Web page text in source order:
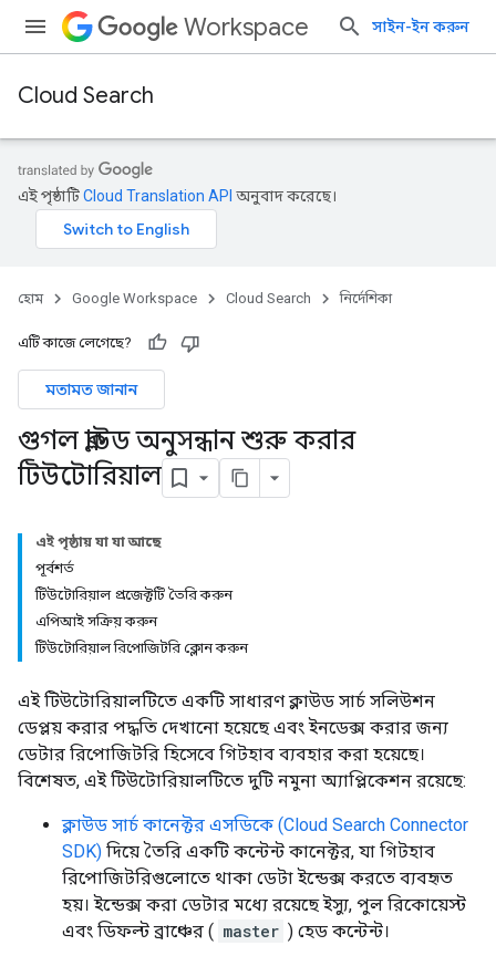
Workspace সাইন-ইন করুন
Cloud Search
এই পৃষ্ঠাটিCloud Translation API অনুবাদ করেছে।
হোম Google Workspace Cloud Search নির্দেশিকা
এটি কাজে লেগেছে?
মতামত জানান
গুগল ক্লাউড অনুসন্ধান শুরু করার
টিউটোরিয়াল
এই পৃষ্ঠায় যা যা আছে
পূর্বশর্ত
টিউটোরিয়াল প্রজেক্টটি তৈরি করুন
এপিআই সক্রিয় করুন
টিউটোরিয়াল রিপোজিটরি ক্লোন করুন
এই টিউটোরিয়ালটিতে একটি সাধারণ ক্লাউড সার্চ সলিউশন
ডেপ্লয় করার পদ্ধতি দেখানো হয়েছে এবং ইনডেক্স করার জন্য
ডেটার রিপোজিটরি হিসেবে গিটহাব ব্যবহার করা হয়েছে।
বিশেষত, এই টিউটোরিয়ালটিতে দুটি নমুনা অ্যাপ্লিকেশন রয়েছে:
ক্লাউড সার্চ কানেক্টর এসডিকে (Cloud Search Connector
SDK) দিয়ে তৈরি একটি কন্টেন্ট কানেক্টর, যা গিটহাব
রিপোজিটরিগুলোতে থাকা ডেটা ইন্ডেক্স করতে ব্যবহৃত
হয়। ইন্ডেক্স করা ডেটার মধ্যে রয়েছে ইস্যু, পুল রিকোয়েস্ট
এবং ডিফল্ট ব্রাঞ্চের ( master ) হেড কন্টেন্ট।